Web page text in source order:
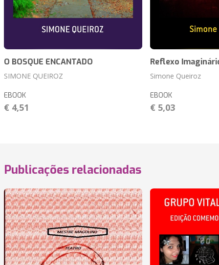
O BOSQUE ENCANTADO
SIMONE QUEIROZ
EBOOK
€ 4,51
Reflexo
Simone Queiroz
EBOOK
€ 5,03
Publicações relacionadas